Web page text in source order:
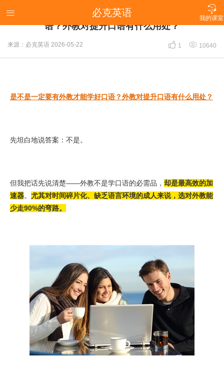

我的课室
 必克英语
【2026热议话题】是不是一定要有外教才能学好口
语？外教对提升口语有什么用处？
来源：必克英语 2026-05-22  1  10640
是不是一定要有外教才能学好口语？外教对提升口语有什么用处？
先坦白地说答案：不是。
但我把话先说清楚——外教不是学口语的必需品， 却是最高效的加
速器。 尤其对时间碎片化、缺乏语言环境的成人来说，选对外教能
少走90%的弯路。